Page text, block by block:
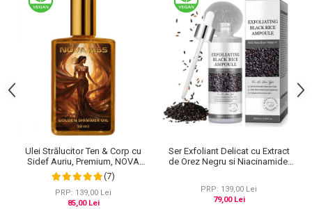
Ulei Strălucitor Ten & Corp cu
Sidef Auriu, Premium, NOVA
KISS®, 50 ml(7)
PRP: 139,00 Lei
85,00 Lei
Ser Exfoliant Delicat cu Extract
de Orez Negru si Niacinamide,
PRP: 139,00 Lei
79,00 Lei